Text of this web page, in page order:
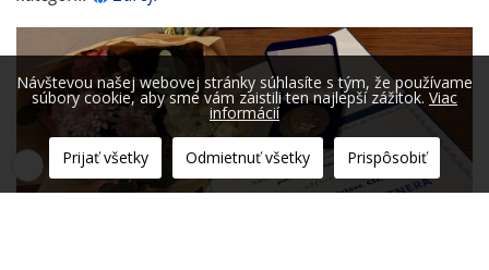
Návštevou našej webovej stránky súhlasíte s tým, že používame
súbory cookie, aby sme vám zaistili ten najlepší zážitok. Viac
informácií
Prijať všetky Odmietnuť všetky Prispôsobiť